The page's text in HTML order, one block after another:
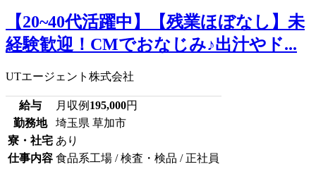
【20~40代活躍中】【残業ほぼなし】未
経験歓迎！CMでおなじみ♪出汁やド...
UTエージェント株式会社
給与 月収例 195,000円
勤務地
埼玉県 草加市
寮・社宅 あり
仕事内容 食品系工場 / 検査・検品 / 正社員